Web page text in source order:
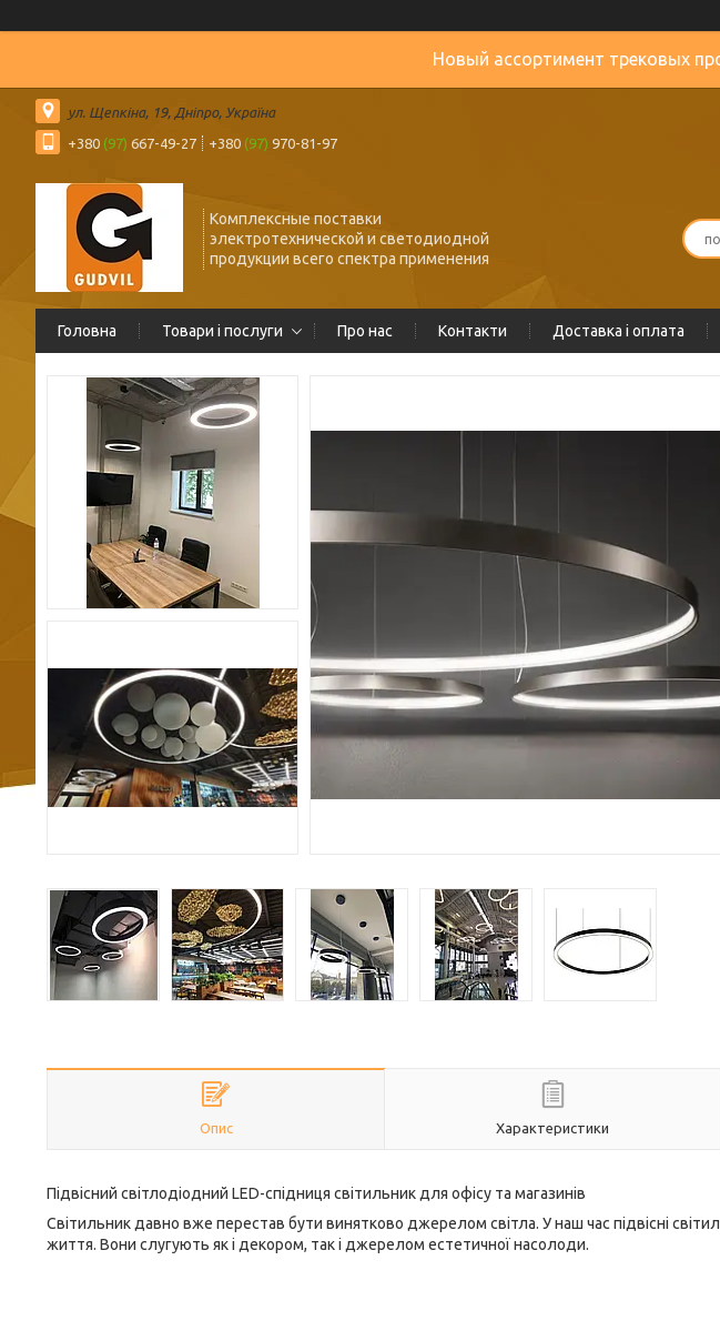
Новый ассортимент трековых
ул. Щепкіна, 19, Дніпро, Україна
+380 (97) 667-49-27 +380 (97) 970-81-97
Комплексные поставки
электротехнической и светодиодной
продукции всего спектра применения
Головна Товари і послуги Про нас Контакти Доставка і оплата
Опис Характеристики
Підвісний світлодіодний LED-спідниця світильник для офісу та магазинів
Світильник давно вже перестав бути винятково джерелом світла. У наш час підвісні
життя. Вони слугують як і декором, так і джерелом естетичної насолоди.